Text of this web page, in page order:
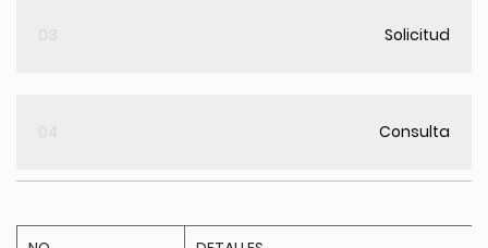
03 Solicitud
04 Consulta